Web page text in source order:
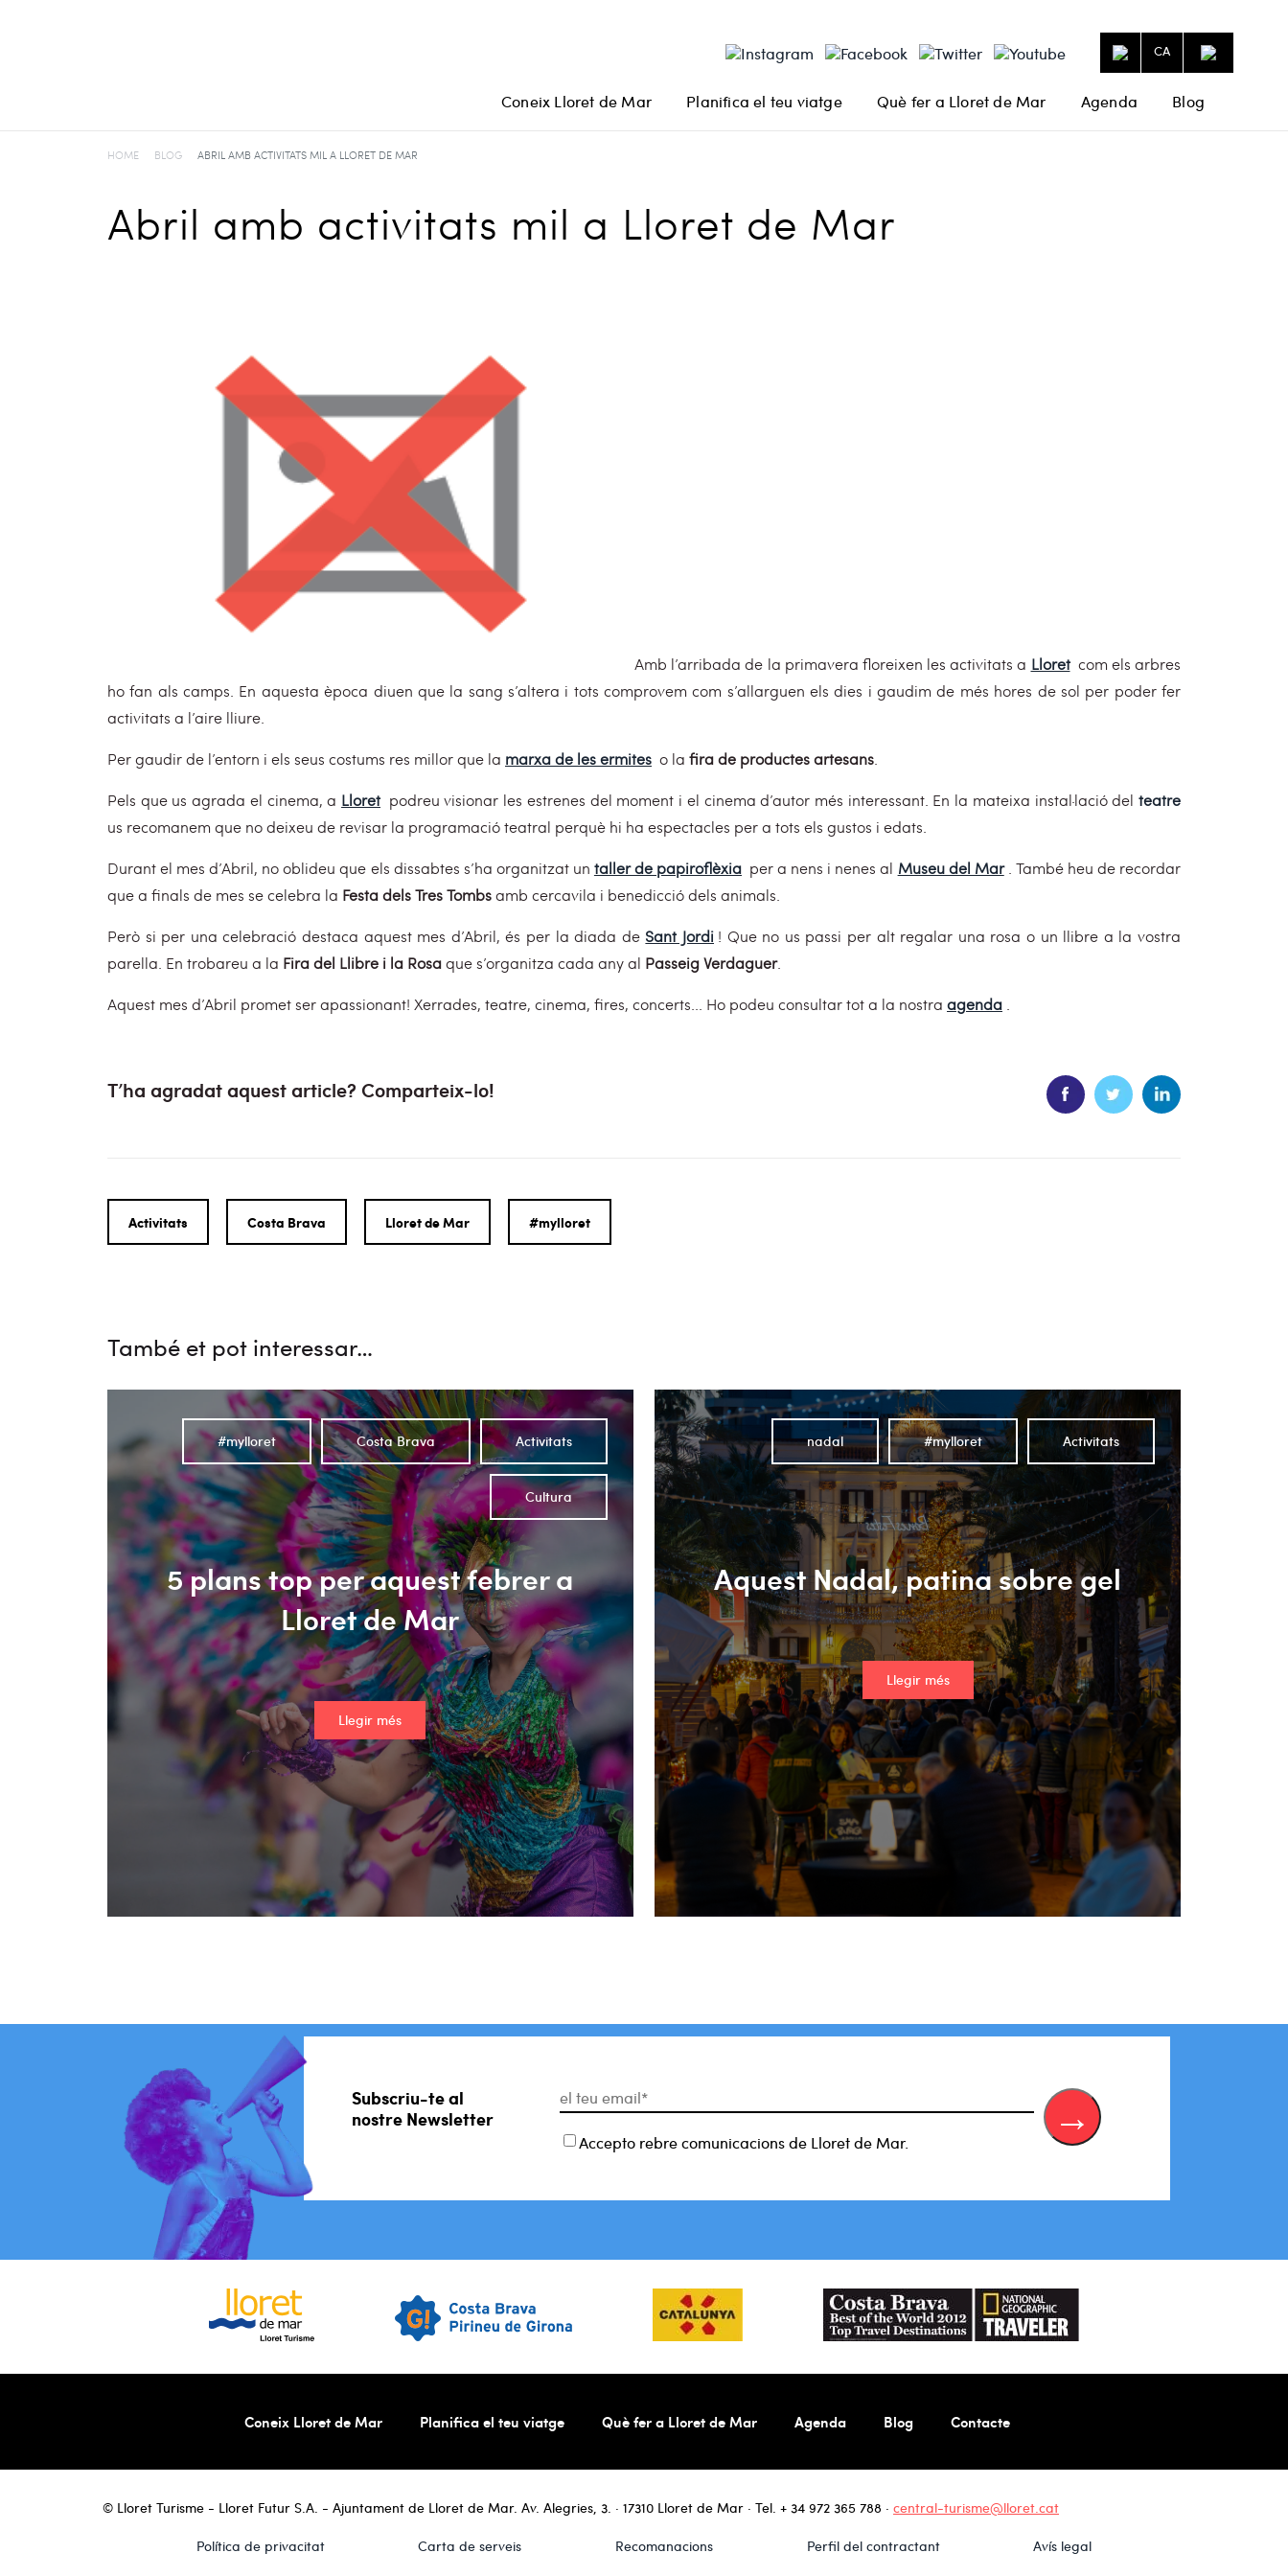
CA
Coneix Lloret de Mar Planifica el teu viatge Què fer a Lloret de Mar Agenda Blog
HOME BLOG ABRIL AMB ACTIVITATS MIL A LLORET DE MAR
Abril amb activitats mil a Lloret de Mar
Amb l’arribada de la primavera floreixen les activitats a Lloret com els arbres
ho fan als camps. En aquesta època diuen que la sang s’altera i tots comprovem com s’allarguen els dies i gaudim de més hores de sol per poder fer
activitats a l’aire lliure.
Per gaudir de l’entorn i els seus costums res millor que la marxa de les ermites o la fira de productes artesans
Pels que us agrada el cinema, a Lloret podreu visionar les estrenes del moment i el cinema d’autor més interessant. En la mateixa instal·lació delteatre
us recomanem que no deixeu de revisar la programació teatral perquè hi ha espectacles per a tots els gustos i edats.
Durant el mes d’Abril, no oblideu que els dissabtes s’ha organitzat un taller de papiroflèxia per a nens i nenes al Museu del Mar . També heu de recordar
que a finals de mes se celebra la Festa dels Tres Tombsamb cercavila i benedicció dels animals.
Però si per una celebració destaca aquest mes d’Abril, és per la diada de Sant Jordi ! Que no us passi per alt regalar una rosa o un llibre a la vostra
parella. En trobareu a la Fira del Llibre i la Rosaque s’organitza cada any al Passeig Verdaguer.
Aquest mes d’Abril promet ser apassionant! Xerrades, teatre, cinema, fires, concerts... Ho podeu consultar tot a la nostra agenda
T’ha agradat aquest article? Comparteix-lo!
Activitats Costa Brava Lloret de Mar #mylloret
També et pot interessar…
5 plans top per aquest febrer a
Lloret de Mar
Llegir més
Activitats
Costa Brava
#mylloret
Cultura
Aquest Nadal, patina sobre gel
Llegir més
Activitats
#mylloret
nadal
Subscriu-te al
nostre Newsletter
Accepto rebre comunicacions de Lloret de Mar.
Coneix Lloret de Mar Planifica el teu viatge Què fer a Lloret de Mar Agenda Blog Contacte
© Lloret Turisme - Lloret Futur S.A. - Ajuntament de Lloret de Mar. Av. Alegries, 3. · 17310 Lloret de Mar · Tel. + 34 972 365 788 · central-turisme@lloret.cat
Política de privacitat Carta de serveis Recomanacions Perfil del contractant Avís legal